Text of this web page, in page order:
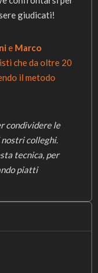
giudicati!
e Marco
che da oltre 20
il metodo
condividere le
colleghi.
tecnica, per
piatti